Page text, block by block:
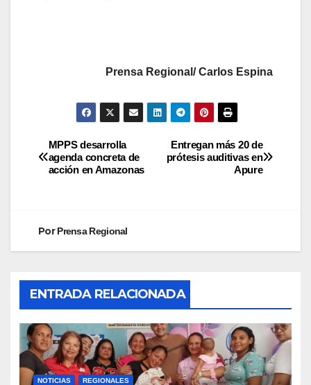
Prensa Regional/ Carlos Espina
Entregan más 20 de
prótesis auditivas en
Apure
MPPS desarrolla
agenda concreta de
acción en Amazonas
PorPrensa Regional
ENTRADA RELACIONADA
NOTICIAS REGIONALES